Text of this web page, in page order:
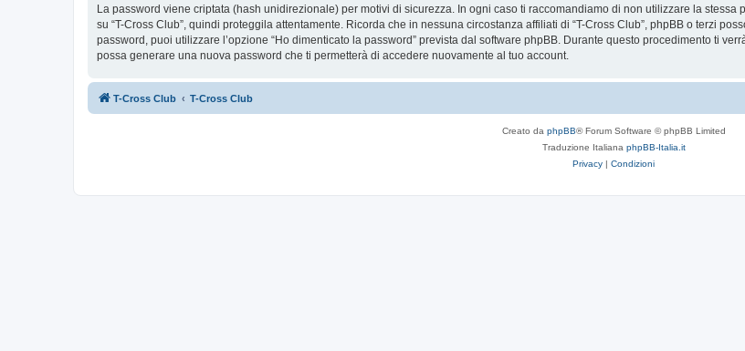
La password viene criptata (hash unidirezionale) per motivi di sicurezza. In ogni caso ti raccomandiamo di non utilizzare la
su “T-Cross Club”, quindi proteggila attentamente. Ricorda che in nessuna circostanza affiliati di “T-Cross Club”, phpBB o terzi
password, puoi utilizzare l’opzione “Ho dimenticato la password” prevista dal software phpBB. Durante questo procedimento ti
possa generare una nuova password che ti permetterà di accedere nuovamente al tuo account.
T-Cross Club T-Cross Club
Creato da phpBB® Forum Software © phpBB Limited
Traduzione Italiana phpBB-Italia.it
Privacy | Condizioni